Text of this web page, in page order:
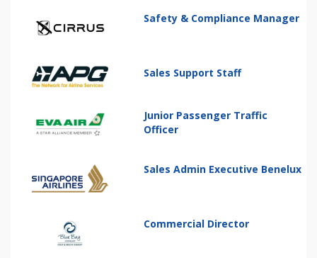
Safety & Compliance Manager
Sales Support Staff
Junior Passenger Traffic
Officer
Sales Admin Executive Benelux
Commercial Director